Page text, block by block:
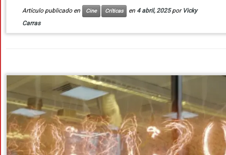
Artículo publicado en Cine Críticas en 4 abril, 2025 por Vicky
Carras